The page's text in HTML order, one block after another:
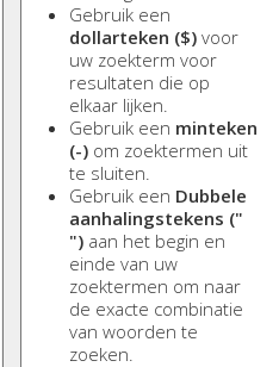
Gebruik een
dollarteken ($) voor
uw zoekterm voor
resultaten die op
elkaar lijken.
Gebruik een minteken
(-) om zoektermen uit
te sluiten.
Gebruik een Dubbele
aanhalingstekens ("
") aan het begin en
einde van uw
zoektermen om naar
de exacte combinatie
van woorden te
zoeken.